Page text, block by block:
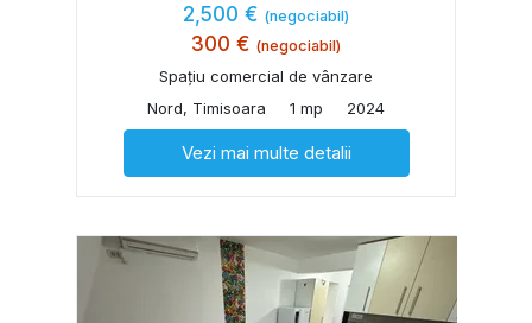
2,500 € (negociabil)
300 € (negociabil)
Spațiu comercial de vânzare
Nord, Timisoara
1 mp 2024
Vezi mai multe detalii